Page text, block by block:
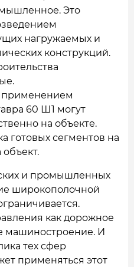
Это
нагружаемых и
конструкций.
применением
60 Ш1 могут
на объекте.
готовых сегментов на
объект.
и промышленных
широкополочной
как дорожное
машиностроение. И
тех сфер
применяться этот